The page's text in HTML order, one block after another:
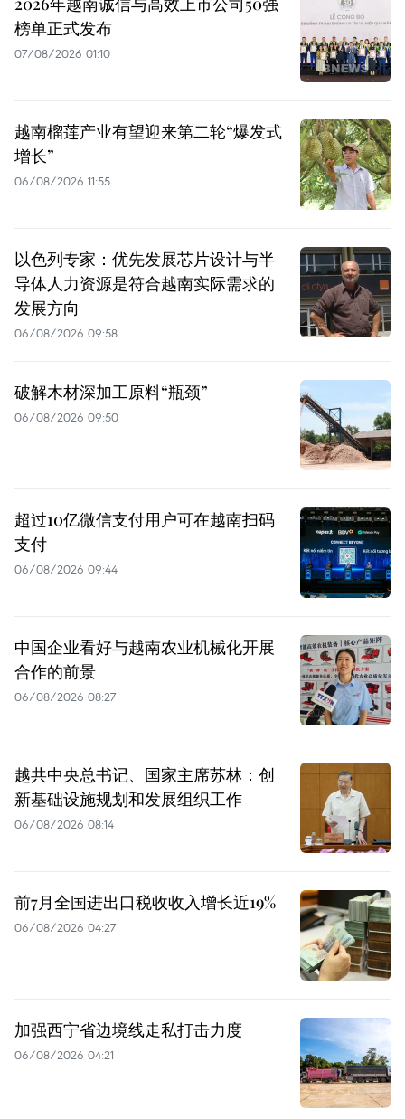
榜单正式发布
07/08/2026 01:10
越南榴莲产业有望迎来第二轮“爆发式
增长”
06/08/2026 11:55
以色列专家：优先发展芯片设计与半
导体人力资源是符合越南实际需求的
发展方向
06/08/2026 09:58
破解木材深加工原料“瓶颈”
06/08/2026 09:50
超过10亿微信支付用户可在越南扫码
支付
06/08/2026 09:44
中国企业看好与越南农业机械化开展
合作的前景
06/08/2026 08:27
越共中央总书记、国家主席苏林：创
新基础设施规划和发展组织工作
06/08/2026 08:14
前7月全国进出口税收收入增长近19%
06/08/2026 04:27
加强西宁省边境线走私打击力度
06/08/2026 04:21